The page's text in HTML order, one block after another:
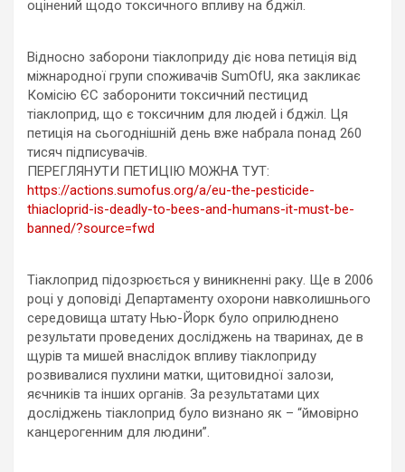
оцінений щодо токсичного впливу на бджіл.
Відносно заборони тіаклоприду діє нова петиція від
міжнародної групи споживачів SumOfU, яка закликає
Комісію ЄС заборонити токсичний пестицид
тіаклоприд, що є токсичним для людей і бджіл. Ця
петиція на сьогоднішній день вже набрала понад 260
тисяч підписувачів.
ПЕРЕГЛЯНУТИ ПЕТИЦІЮ МОЖНА ТУТ:
https://actions.sumofus.org/a/eu-the-pesticide-
thiacloprid-is-deadly-to-bees-and-humans-it-must-be-
banned/?source=fwd
Тіаклоприд підозрюється у виникненні раку. Ще в 2006
році у доповіді Департаменту охорони навколишнього
середовища штату Нью-Йорк було оприлюднено
результати проведених досліджень на тваринах, де в
щурів та мишей внаслідок впливу тіаклоприду
розвивалися пухлини матки, щитовидної залози,
яєчників та інших органів. За результатами цих
досліджень тіаклоприд було визнано як – “ймовірно
канцерогенним для людини”.